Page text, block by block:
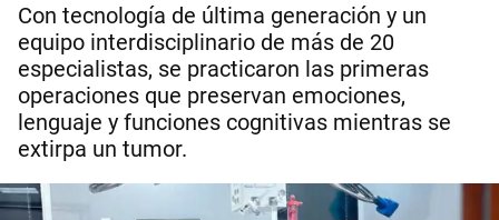
Con tecnología de última generación y un
equipo interdisciplinario de más de 20
especialistas, se practicaron las primeras
operaciones que preservan emociones,
lenguaje y funciones cognitivas mientras se
extirpa un tumor.